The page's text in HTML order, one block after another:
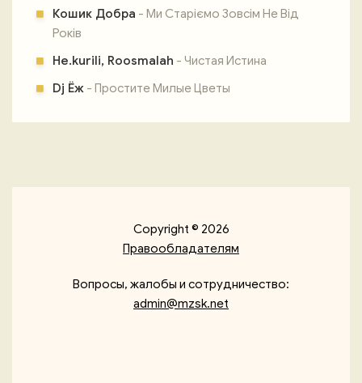
Кошик Добра - Ми Старіємо Зовсім Не Від
Років
Не.kurili, Roosmalah - Чистая Истина
Dj Ёж - Простите Милые Цветы
Copyright © 2026
Правообладателям
Вопросы, жалобы и сотрудничество:
admin@mzsk.net